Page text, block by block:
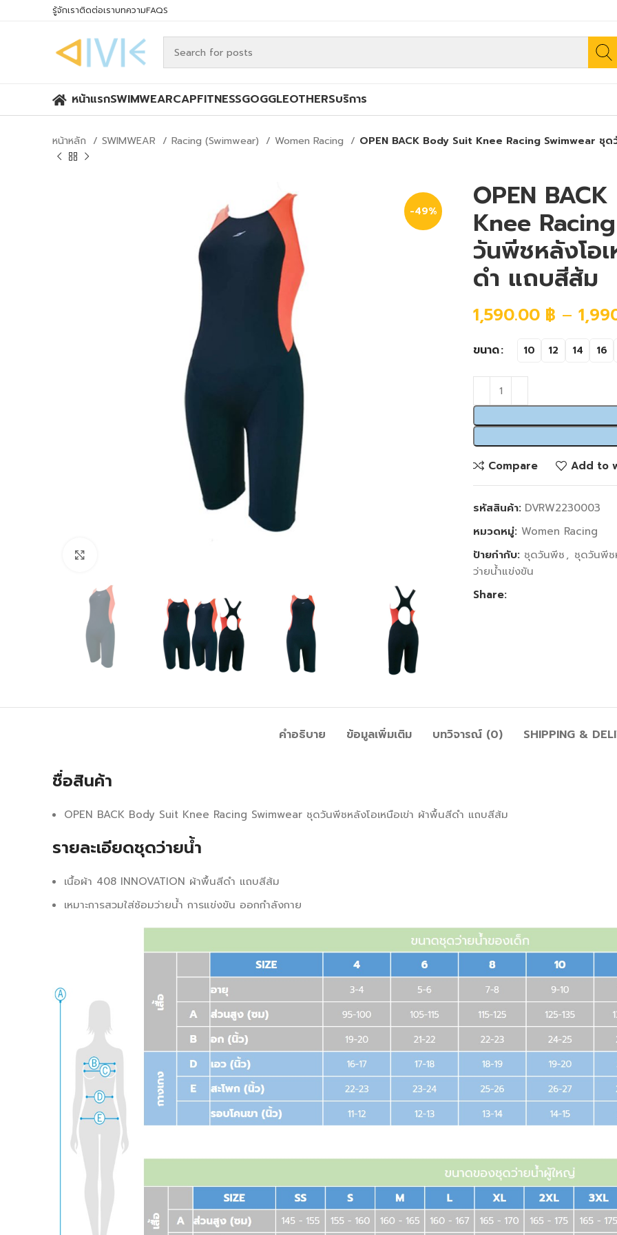
รู้จักเราติดต่อเราบทความFAQS
หน้าแรกSWIMWEARCAPFITNESSGOGGLEOTHERSบริการ
หน้าหลัก SWIMWEAR Racing (Swimwear) Women Racing OPEN BACK Body Suit Knee Racing Swimwear ชุ
-49% OPEN
Knee
วันพีชหลังโอ
ดำ แถบสีส้ม
1,590.00 ฿ –
ขนาด 10 12 14 16
Compare
Add to
รหัสสินค้า: DVRW2230003
หมวดหมู่: Women Racing
ป้ายกำกับ: ชุดวันพีช, ชุดวันพีช
ว่ายน้ำแข่งขัน
Share:
คำอธิบาย ข้อมูลเพิ่มเติม บทวิจารณ์ (0) SHIPPING &
ชื่อสินค้า
OPEN BACK Body Suit Knee Racing Swimwear ชุดวันพีชหลังโอเหนือเข่า ผ้าพื้นสีดำ แถบสีส้ม
รายละเอียดชุดว่ายน้ำ
เนื้อผ้า 408 INNOVATION ผ้าพื้นสีดำ แถบสีส้ม
เหมาะการสวมใส่ซ้อมว่ายน้ำ การแข่งขัน ออกกำลังกาย